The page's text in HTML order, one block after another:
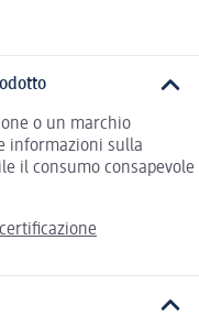
o un marchio
informazioni sulla
il consumo consapevole